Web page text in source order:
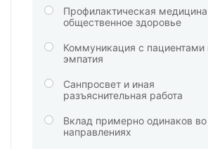
Профилактическая
общественное здоровье
Коммуникация с пациентами
эмпатия
Санпросвет и иная
разъяснительная работа
Вклад примерно одинаков во
направлениях